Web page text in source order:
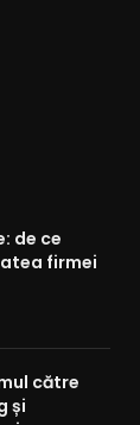
de ce
firmei
către
și